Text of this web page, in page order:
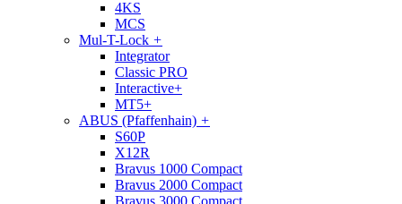
4KS
MCS
Mul-T-Lock +
Integrator
Classic PRO
Interactive+
MT5+
ABUS (Pfaffenhain) +
S60P
X12R
Bravus 1000 Compact
Bravus 2000 Compact
Bravus 3000 Compact